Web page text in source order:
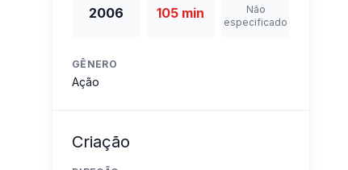
2006 105 min
Não
especificado
GÊNERO
Ação
Criação